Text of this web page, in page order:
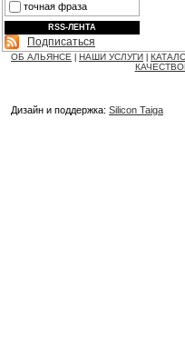
точная фраза
RSS-ЛЕНТА
Подписаться
ОБ АЛЬЯНСЕ НАШИ УСЛУГИ
Дизайн и поддержка: Silicon Taiga